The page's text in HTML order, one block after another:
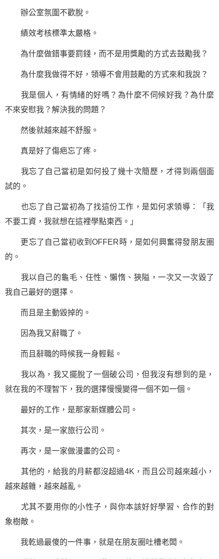
辦公室氛圍不歡脫。
績效考核標準太嚴格。
為什麼做錯事要罰錢，而不是用獎勵的方式去鼓勵我？
為什麼我做得不好，領導不會用鼓勵的方式來和我說？
我是個人，有情緒的好嗎？為什麼不伺候好我？為什麼
不來安慰我？解決我的問題？
然後就越來越不舒服。
真是好了傷疤忘了疼。
我忘了自己當初是如何投了幾十次簡歷，才得到兩個面
試的。
也忘了自己當初為了找這份工作，是如何求領導：「我
不要工資，我就想在這裡學點東西。」
更忘了自己當初收到OFFER時，是如何興奮得發朋友圈
的。
我以自己的龜毛、任性、懶惰、狹隘，一次又一次毀了
我自己最好的選擇。
而且是主動毀掉的。
因為我又辭職了。
而且辭職的時候我一身輕鬆。
我以為，我又擺脫了一個破公司，但我沒有想到的是，
就在我的不理智下，我的選擇慢慢變得一個不如一個。
最好的工作，是那家新媒體公司。
其次，是一家旅行公司。
再次，是一家做漫畫的公司。
其他的，給我的月薪都沒超過4K，而且公司越來越小，
越來越雜，越來越亂。
尤其不要用你的小性子，與你本該好好學習、合作的對
象樹敵。
我乾過最傻的一件事，就是在朋友圈吐槽老闆。